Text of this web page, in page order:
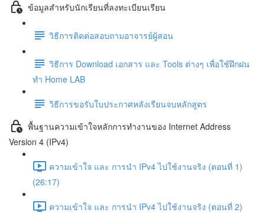
ข้อมูลสำหรับนักเรียนที่ลงทะเบียนเรียน
วิธีการติดต่อสอบถามอาจารย์ผู้สอน
วิธีการ Download เอกสาร และ Tools ต่างๆ เพื่อใช้ฝึกฝน
ทำ Home LAB
วิธีการขอรับใบประกาศหลังเรียนจบหลักสูตร
พื้นฐานความเข้าใจหลักการทำงานของ Internet Address
Version 4 (IPv4)
ความเข้าใจ และ การนำ IPv4 ไปใช้งานจริง (ตอนที่ 1)
(26:17)
ความเข้าใจ และ การนำ IPv4 ไปใช้งานจริง (ตอนที่ 2)